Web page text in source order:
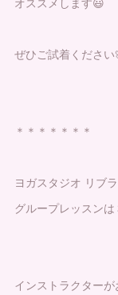
ぜひご試着ください
＊＊＊＊＊＊＊
ヨガスタジオ リブ
グループレッスンは
インストラクター